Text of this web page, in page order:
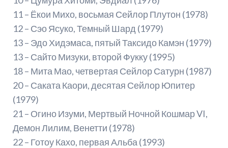
11 – Ёкои Михо, восьмая Сейлор Плутон (1978)
12 – Сэо Ясуко, Темный Шард (1979)
13 – Эдо Хидэмаса, пятый Таксидо Камэн (1979)
13 – Сайто Мизуки, второй Фукку (1995)
18 – Мита Мао, четвертая Сейлор Сатурн (1987)
20 – Саката Каори, десятая Сейлор Юпитер
(1979)
21 – Огино Изуми, Мертвый Ночной Кошмар VI,
Демон Лилим, Венетти (1978)
22 – Готоу Кахо, первая Альба (1993)